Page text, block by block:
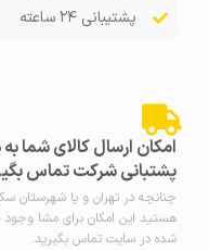
پشتیبانی ۲۴ ساعته
امکان ارسال کالای شما
پشتبانی شرکت تماس
چنانچه در تهران و یا شهرستان
هستید این امکان برای مشا وجود
شده در سایت تماس بگیرید.